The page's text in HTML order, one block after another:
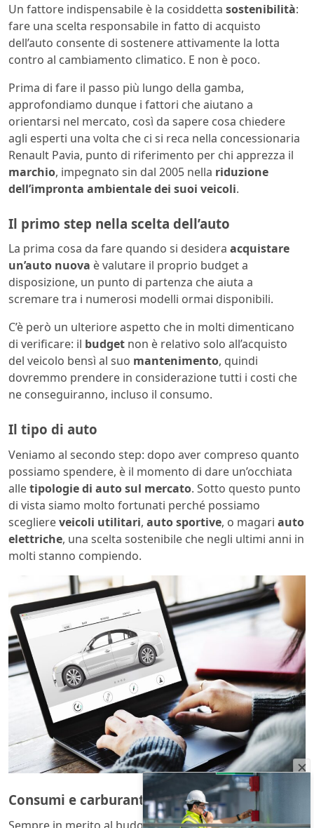
Un fattore indispensabile è la cosiddetta sostenibilità:
fare una scelta responsabile in fatto di acquisto
dell’auto consente di sostenere attivamente la lotta
contro al cambiamento climatico. E non è poco.
Prima di fare il passo più lungo della gamba,
approfondiamo dunque i fattori che aiutano a
orientarsi nel mercato, così da sapere cosa chiedere
agli esperti una volta che ci si reca nella concessionaria
Renault Pavia, punto di riferimento per chi apprezza il
marchio, impegnato sin dal 2005 nella riduzione
dell’impronta ambientale dei suoi veicoli.
Il primo step nella scelta dell’auto
La prima cosa da fare quando si desidera acquistare
un’auto nuova è valutare il proprio budget a
disposizione, un punto di partenza che aiuta a
scremare tra i numerosi modelli ormai disponibili.
C’è però un ulteriore aspetto che in molti dimenticano
di verificare: il budget non è relativo solo all’acquisto
del veicolo bensì al suo mantenimento, quindi
dovremmo prendere in considerazione tutti i costi che
ne conseguiranno, incluso il consumo.
Il tipo di auto
Veniamo al secondo step: dopo aver compreso quanto
possiamo spendere, è il momento di dare un’occhiata
alletipologie di auto sul mercato. Sotto questo punto
di vista siamo molto fortunati perché possiamo
scegliereveicoli utilitari, auto sportive, o magari auto
elettriche, una scelta sostenibile che negli ultimi anni in
molti stanno compiendo.
Consumi e carburante